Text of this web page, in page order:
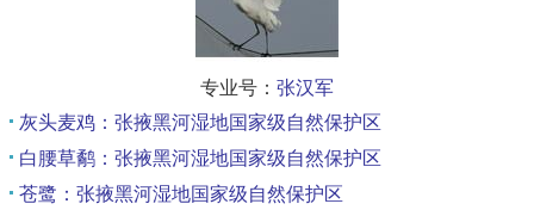
专业号： 张汉军
灰头麦鸡：张掖黑河湿地国家级自然保护区
白腰草鹬：张掖黑河湿地国家级自然保护区
苍鹭：张掖黑河湿地国家级自然保护区